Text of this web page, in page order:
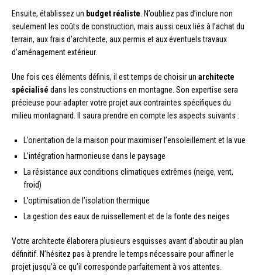
Ensuite, établissez un budget réaliste . N’oubliez pas d’inclure non
seulement les coûts de construction, mais aussi ceux liés à l’achat du
terrain, aux frais d’architecte, aux permis et aux éventuels travaux
d’aménagement extérieur.
Une fois ces éléments définis, il est temps de choisir un architecte
spécialisé dans les constructions en montagne. Son expertise sera
précieuse pour adapter votre projet aux contraintes spécifiques du
milieu montagnard. Il saura prendre en compte les aspects suivants :
L’orientation de la maison pour maximiser l’ensoleillement et la vue
L’intégration harmonieuse dans le paysage
La résistance aux conditions climatiques extrêmes (neige, vent,
froid)
L’optimisation de l’isolation thermique
La gestion des eaux de ruissellement et de la fonte des neiges
Votre architecte élaborera plusieurs esquisses avant d’aboutir au plan
définitif. N’hésitez pas à prendre le temps nécessaire pour affiner le
projet jusqu’à ce qu’il corresponde parfaitement à vos attentes.